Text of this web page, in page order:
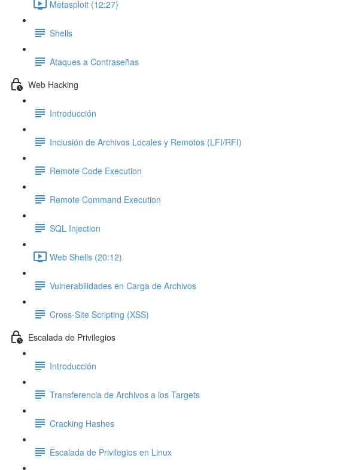
Metasploit (12:27)
Shells
Ataques a Contraseñas
Web Hacking
Introducción
Inclusión de Archivos Locales y Remotos (LFI/RFI)
Remote Code Execution
Remote Command Execution
SQL Injection
Web Shells (20:12)
Vulnerabilidades en Carga de Archivos
Cross-Site Scripting (XSS)
Escalada de Privilegios
Introducción
Transferencia de Archivos a los Targets
Cracking Hashes
Escalada de Privilegios en Linux